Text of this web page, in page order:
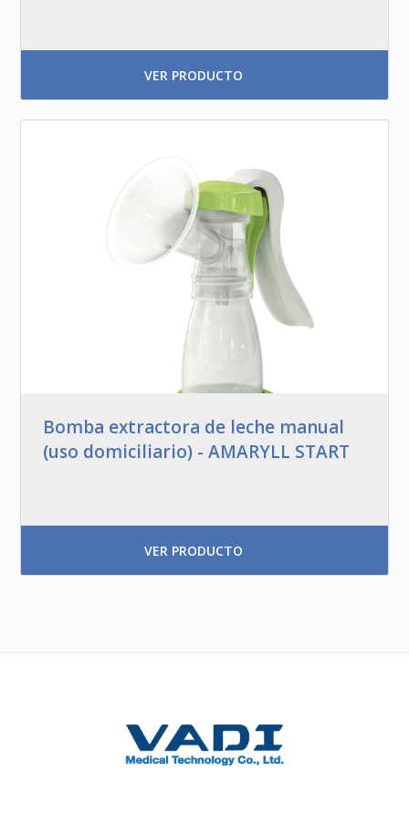
VER PRODUCTO
Bomba extractora de leche manual
(uso domiciliario) - AMARYLL START
VER PRODUCTO